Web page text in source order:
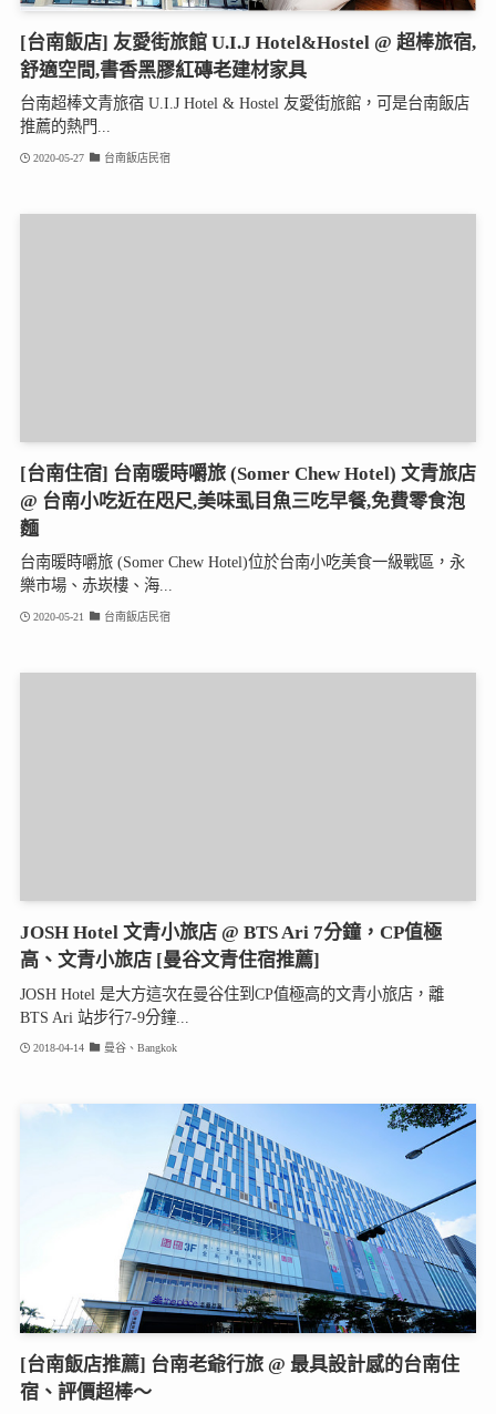
[台南飯店] 友愛街旅館 U.I.J Hotel&Hostel @ 超棒旅宿,
舒適空間,書香黑膠紅磚老建材家具
台南超棒文青旅宿 U.I.J Hotel & Hostel 友愛街旅館，可是台南飯店
推薦的熱門...
2020-05-27 台南飯店民宿
[台南住宿] 台南暖時嚼旅 (Somer Chew Hotel) 文青旅店
@ 台南小吃近在咫尺,美味虱目魚三吃早餐,免費零食泡
麵
台南暖時嚼旅 (Somer Chew Hotel)位於台南小吃美食一級戰區，永
樂市場、赤崁樓、海...
2020-05-21 台南飯店民宿
JOSH Hotel 文青小旅店 @ BTS Ari 7分鐘，CP值極
高、文青小旅店 [曼谷文青住宿推薦]
JOSH Hotel 是大方這次在曼谷住到CP值極高的文青小旅店，離
BTS Ari 站步行7-9分鐘...
2018-04-14 曼谷、Bangkok
[台南飯店推薦] 台南老爺行旅 @ 最具設計感的台南住
宿、評價超棒～